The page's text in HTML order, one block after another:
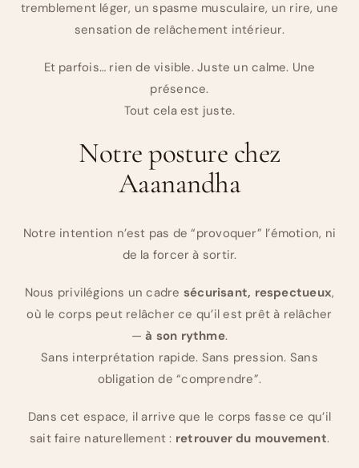
tremblement léger, un spasme musculaire, un rire, une
sensation de relâchement intérieur.
Et parfois… rien de visible. Juste un calme. Une
présence.
Tout cela est juste.
Notre posture chez
Aaanandha
Notre intention n’est pas de “provoquer” l’émotion, ni
de la forcer à sortir.
Nous privilégions un cadre sécurisant, respectueux,
où le corps peut relâcher ce qu’il est prêt à relâcher
— à son rythme.
Sans interprétation rapide. Sans pression. Sans
obligation de “comprendre”.
Dans cet espace, il arrive que le corps fasse ce qu’il
sait faire naturellement : retrouver du mouvement.